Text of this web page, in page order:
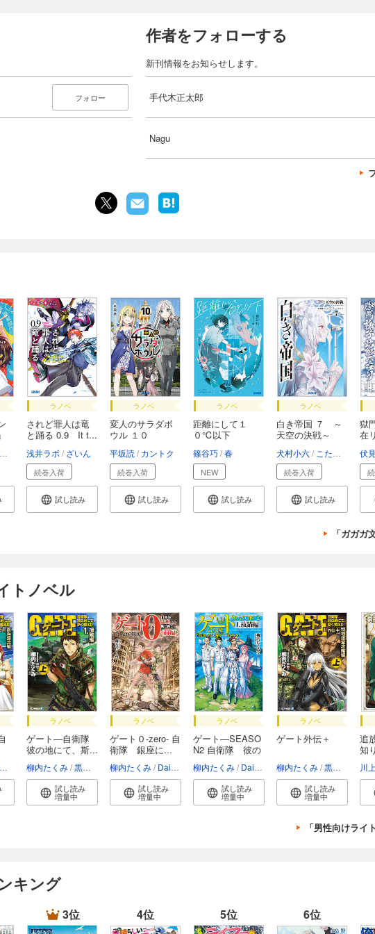
フォロー
作者をフォローする
新刊情報をお知らせします。
手代木正太郎
Nagu
マケイン応援委員会
ラノベ
されど罪人は竜
と踊る 0.9 It t...
浅井ラボ ざいん
続巻入荷
試し読み
ラノベ
変人のサラダボ
ウル １０
平坂読 カントク
続巻入荷
試し読み
ラノベ
距離にして１
０℃以下
篠谷巧 春
NEW
試し読み
ラノベ
白き帝国 ７ ～
天空の決戦～
犬村小六 こたろう
続巻入荷
試し読み
獄
在
伏
「ガガガ
トノベル
ラノベ
ゲート―自衛隊
彼の地にて、斯...
柳内たくみ 黒獅子
試し読み
増量中
ラノベ
ゲート０-zero- 自
衛隊 銀座に...
柳内たくみ Daisuke Izuka
試し読み
増量中
ラノベ
ゲート―SEASO
N2 自衛隊 彼の
柳内たくみ Daisuke Izuka
試し読み
増量中
ラノベ
ゲート外伝＋
柳内たくみ 黒獅子
試し読み
増量中
追
知
川
「男性向けライ
キング
3位 4位 5位 6位